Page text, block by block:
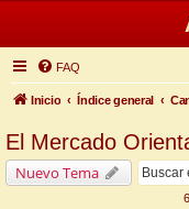
FAQ
Inicio Índice general
El Mercado
Nuevo Tema